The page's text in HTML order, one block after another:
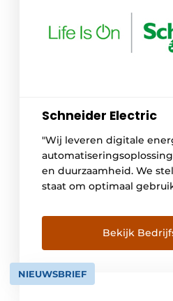
Schneider Electric
"Wij leveren digitale
en duurzaamheid. We
staat om optimaal
altijd en overal geldt
Bekijk
NIEUWSBRIEF